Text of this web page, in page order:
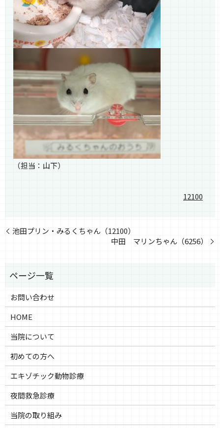
（担当：山下）
12100
池田プリン・みるくちゃん（12100）
中田 マリンちゃん（6256）
お問い合わせ
HOME
当院について
初めての方へ
エキゾチック動物診療
夜間救急診療
当院の取り組み